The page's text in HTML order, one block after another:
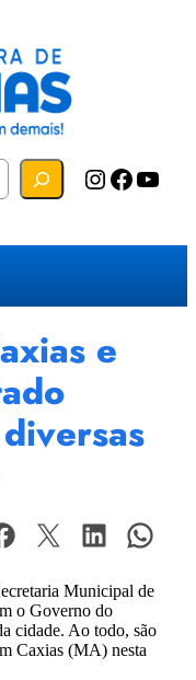
Instagram Facebook YouTube
e
Municipal de
o Governo do
cidade. Ao todo, são
Caxias (MA) nesta